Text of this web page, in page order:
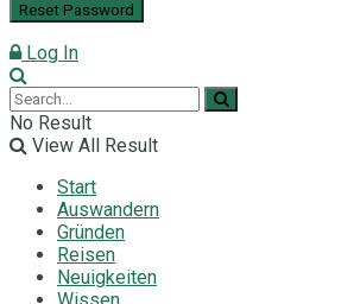
Log In
No Result
View All Result
Start
Auswandern
Gründen
Reisen
Neuigkeiten